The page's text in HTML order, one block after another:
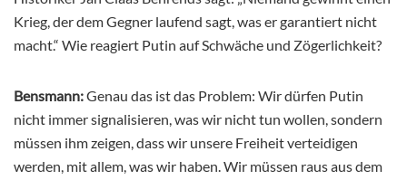
Krieg, der dem Gegner laufend sagt, was er garantiert nicht
macht.“ Wie reagiert Putin auf Schwäche und Zögerlichkeit?
Bensmann:Genau das ist das Problem: Wir dürfen Putin
nicht immer signalisieren, was wir nicht tun wollen, sondern
müssen ihm zeigen, dass wir unsere Freiheit verteidigen
werden, mit allem, was wir haben. Wir müssen raus aus dem